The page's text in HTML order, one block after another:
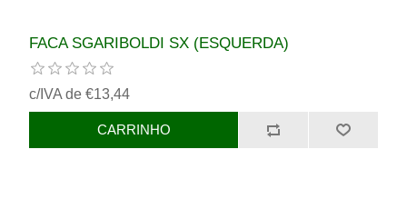
FACA SGARIBOLDI SX (ESQUERDA)
c/IVA de €13,44